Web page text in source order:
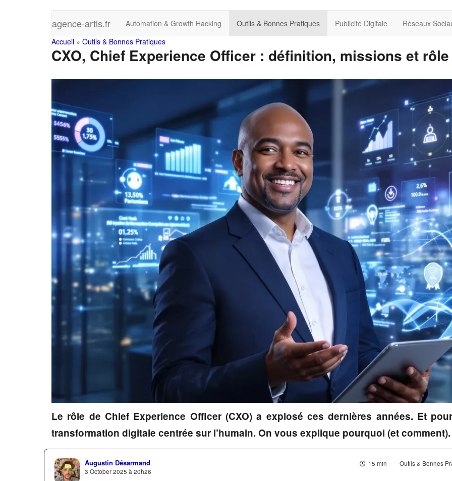
agence-artis.fr Automation & Growth Hacking Outils & Bonnes Pratiques Publicité Digitale Réseaux
You
are
here
Accueil » Outils & Bonnes Pratiques
CXO, Chief Experience Officer : définition, missions et
Le rôle de Chief Experience Officer (CXO) a explosé ces dernières années. Et
transformation digitale centrée sur l’humain. On vous explique pourquoi (et comment).
15 min Outils & Bonnes
Augustin Désarmand
3 October 2025 à 20h26